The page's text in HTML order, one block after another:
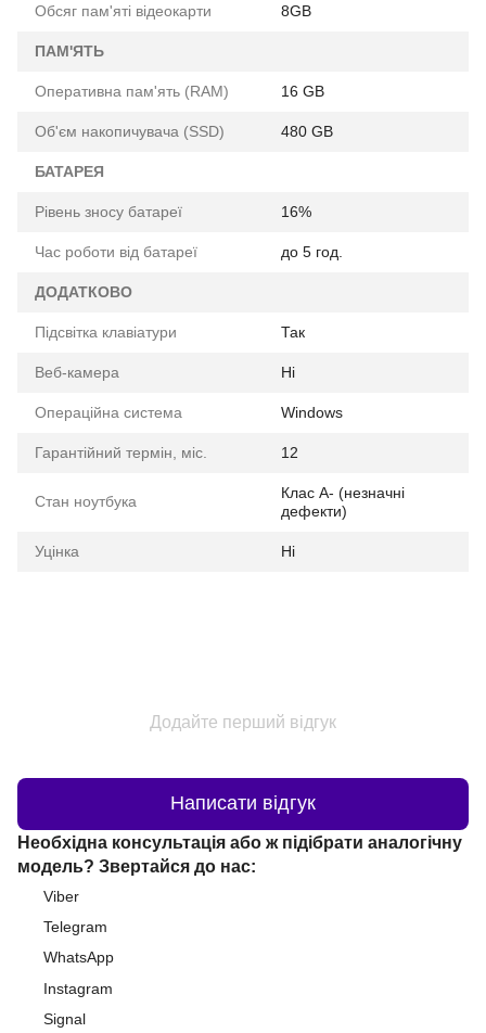
Обсяг пам'яті відеокарти 8GB
ПАМ'ЯТЬ
Оперативна пам'ять (RAM) 16 GB
Об'єм накопичувача (SSD) 480 GB
БАТАРЕЯ
Рівень зносу батареї 16%
Час роботи від батареї до 5 год.
ДОДАТКОВО
Підсвітка клавіатури Так
Веб-камера Ні
Операційна система Windows
Гарантійний термін, міс. 12
Стан ноутбука
Клас A- (незначні
дефекти)
Уцінка Ні
Додайте перший відгук
Написати відгук
Необхідна консультація або ж підібрати аналогічну
модель? Звертайся до нас:
Viber
Telegram
WhatsApp
Instagram
Signal